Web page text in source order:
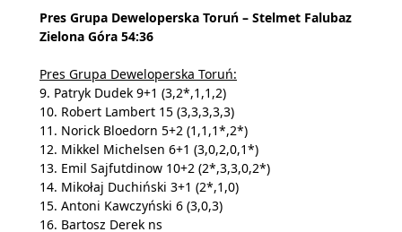
Pres Grupa Deweloperska Toruń – Stelmet Falubaz
Zielona Góra 54:36
Pres Grupa Deweloperska Toruń:
9. Patryk Dudek 9+1 (3,2*,1,1,2)
10. Robert Lambert 15 (3,3,3,3,3)
11. Norick Bloedorn 5+2 (1,1,1*,2*)
12. Mikkel Michelsen 6+1 (3,0,2,0,1*)
13. Emil Sajfutdinow 10+2 (2*,3,3,0,2*)
14. Mikołaj Duchiński 3+1 (2*,1,0)
15. Antoni Kawczyński 6 (3,0,3)
16. Bartosz Derek ns